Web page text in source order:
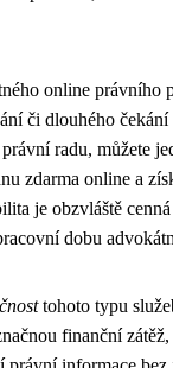
online právního
či dlouhého
radu, můžete
zdarma online a
je obzvláště
dobu
tohoto typu
finanční